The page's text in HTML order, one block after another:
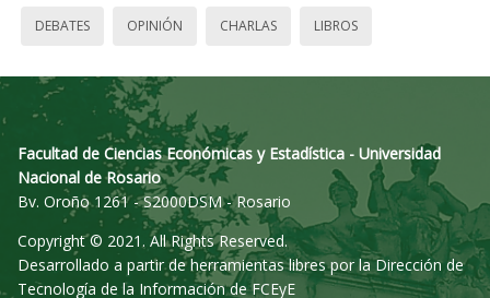
DEBATES OPINIÓN CHARLAS LIBROS
Facultad de Ciencias Económicas y Estadística - Universidad
Nacional de Rosario
Bv. Oroño 1261 - S2000DSM - Rosario
Copyright © 2021. All Rights Reserved.
Desarrollado a partir de herramientas libres por la Dirección de
Tecnología de la Información de FCEyE